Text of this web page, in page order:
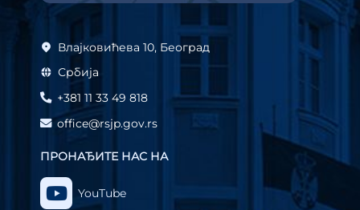
Влајковићева 10, Београд
Србија
+381 11 33 49 818
office@rsjp.gov.rs
ПРОНАЂИТЕ НАС НА
YouTube